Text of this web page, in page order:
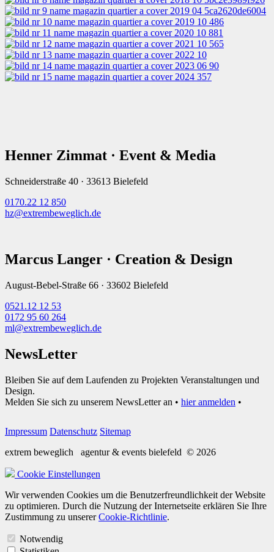
Henner Zimmat · Event & Media
Schneiderstraße 40 · 33613 Bielefeld
0170.22 12 850
hz@extrembeweglich.de
Marcus Langer · Creation & Design
August-Bebel-Straße 66 · 33602 Bielefeld
0521.12 12 53
0172 95 60 264
ml@extrembeweglich.de
NewsLetter
Bleiben Sie auf dem Laufenden zu Projekten Veranstaltungen und
Design.
Melden Sie sich zu unserem NewsLetter an • hier anmelden •
Impressum Datenschutz Sitemap
extrem beweglich agentur & events bielefeld © 2026
Cookie Einstellungen
Wir verwenden Cookies um die Benutzerfreundlichkeit der Website
zu optimieren. Durch die Nutzung der Internetseite erklären Sie Ihre
Zustimmung zu unsererCookie-Richtlinie.
Notwendig